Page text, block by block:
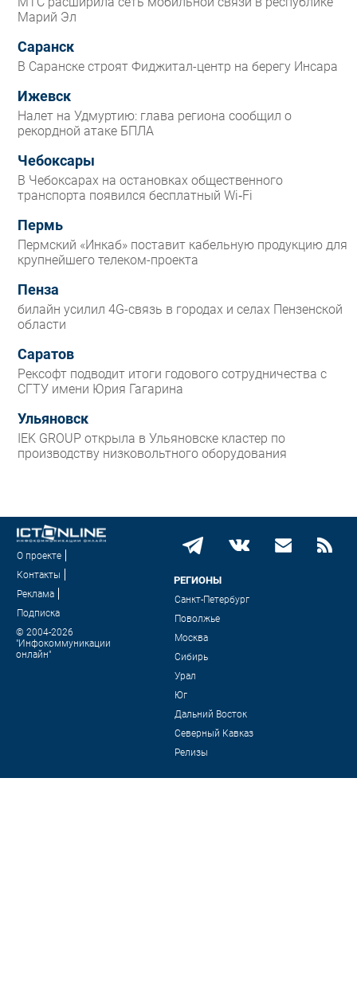
Марий Эл
Саранск
В Саранске строят Фиджитал-центр на берегу Инсара
Ижевск
Налет на Удмуртию: глава региона сообщил о
рекордной атаке БПЛА
Чебоксары
В Чебоксарах на остановках общественного
транспорта появился бесплатный Wi‑Fi
Пермь
Пермский «Инкаб» поставит кабельную продукцию для
крупнейшего телеком-проекта
Пенза
билайн усилил 4G-связь в городах и селах Пензенской
области
Саратов
Рексофт подводит итоги годового сотрудничества с
СГТУ имени Юрия Гагарина
Ульяновск
IEK GROUP открыла в Ульяновске кластер по
производству низковольтного оборудования
О проекте
Контакты
Реклама
Подписка
© 2004-2026
"Инфокоммуникации
онлайн"
РЕГИОНЫ
Санкт-Петербург
Поволжье
Москва
Сибирь
Урал
Юг
Дальний Восток
Северный Кавказ
Релизы